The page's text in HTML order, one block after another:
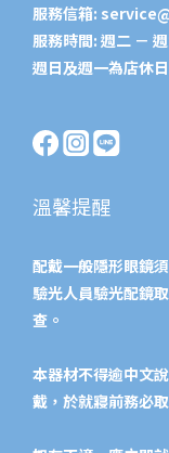
服務信箱:
服務時間: 週二 －
週日及週一為店休日
溫馨提醒
配戴一般隱形眼鏡
驗光人員驗光配鏡
查。
本器材不得逾中文
戴，於就寢前務必